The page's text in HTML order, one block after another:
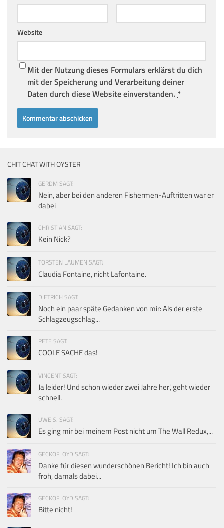
Website
Mit der Nutzung dieses Formulars erklärst du dich
mit der Speicherung und Verarbeitung deiner
Daten durch diese Website einverstanden. *
CHIT CHAT WITH OYSTER
GERDM SAGT:
Nein, aber bei den anderen Fishermen-Auftritten war er
dabei
CHRISTIAN SAGT:
Kein Nick?
TORSTEN LAUMEN SAGT:
Claudia Fontaine, nicht Lafontaine.
DIETRICH SAGT:
Noch ein paar späte Gedanken von mir: Als der erste
Schlagzeugschlag...
PETE SAGT:
COOLE SACHE das!
VINCENT SAGT:
Ja leider! Und schon wieder zwei Jahre her', geht wieder
schnell.
UWE S. SAGT:
Es ging mir bei meinem Post nicht um The Wall Redux,...
GECKOFLOYD SAGT:
Danke für diesen wunderschönen Bericht! Ich bin auch
froh, damals dabei...
GECKOFLOYD SAGT:
Bitte nicht!